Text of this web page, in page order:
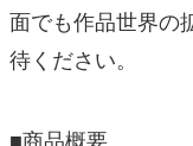
■商品概要
SMP